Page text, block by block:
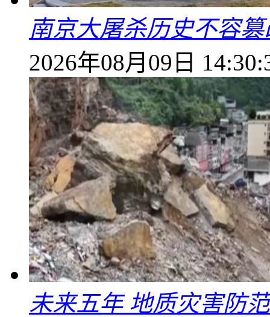
南京大屠杀历史不容
2026年08月09日
未来五年 地质灾害防